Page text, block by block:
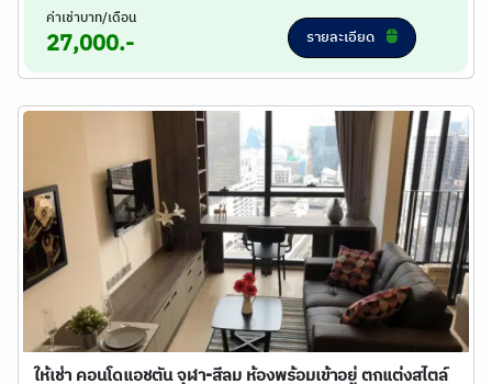
ค่าเช่าบาท/เดือน
27,000.- รายละเอียด
ให้เช่า คอนโดแอชตัน จุฬา-สีลม ห้องพร้อมเข้าอยู่ ตกแต่งสไตล์